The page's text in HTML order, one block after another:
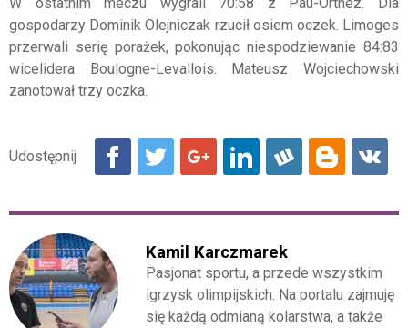
gospodarzy Dominik Olejniczak rzucił osiem oczek. Limoges
przerwali serię porażek, pokonując niespodziewanie 84:83
wicelidera Boulogne-Levallois. Mateusz Wojciechowski
zanotował trzy oczka.
Kamil Karczmarek
Pasjonat sportu, a przede wszystkim
igrzysk olimpijskich. Na portalu zajmuję
się każdą odmianą kolarstwa, a także